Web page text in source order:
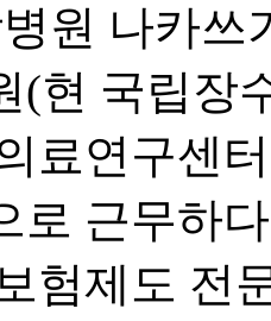
원 나카쓰
(현 국립장
료연구센
로 근무하
험제도 전